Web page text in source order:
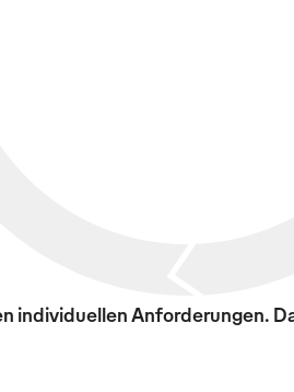
individuellen Anforderungen.